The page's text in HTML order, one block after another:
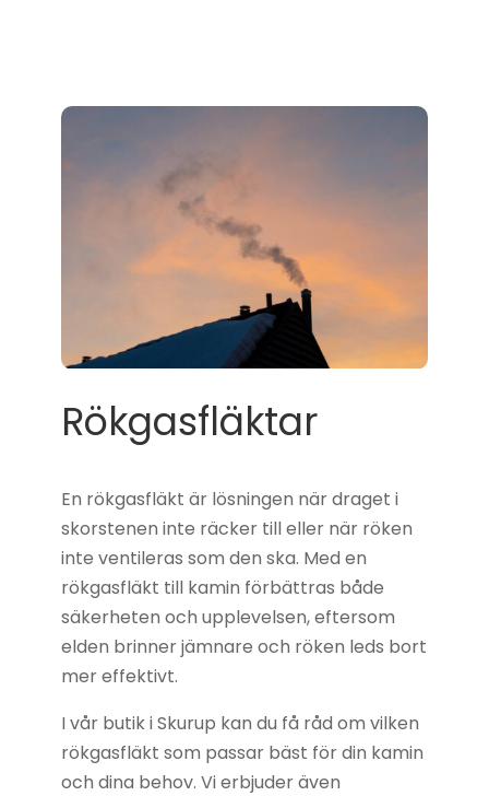
Rökgasfläktar
En rökgasfläkt är lösningen när draget i
skorstenen inte räcker till eller när röken
inte ventileras som den ska. Med en
rökgasfläkt till kamin förbättras både
säkerheten och upplevelsen, eftersom
elden brinner jämnare och röken leds bort
mer effektivt.
I vår butik i Skurup kan du få råd om vilken
rökgasfläkt som passar bäst för din kamin
och dina behov. Vi erbjuder även